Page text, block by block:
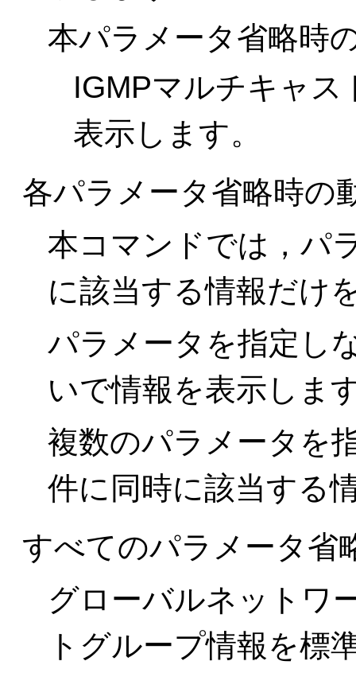
本パラメータ省略時
IGMPマルチキャ
表示します。
各パラメータ省略時の
本コマンドでは，パ
に該当する情報だけ
パラメータを指定し
いで情報を表示しま
複数のパラメータを
件に同時に該当する
すべてのパラメータ省
グローバルネットワ
トグループ情報を標